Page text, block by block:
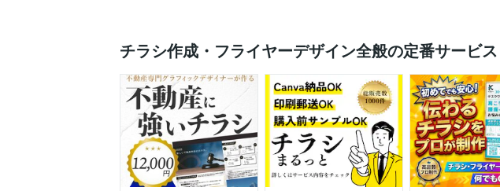
チラシ作成・フライヤーデザイン全般の定番サービス